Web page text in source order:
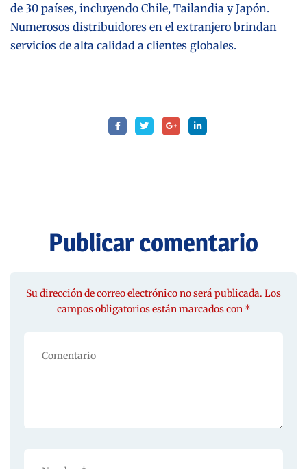
de 30 países, incluyendo Chile, Tailandia y Japón.
Numerosos distribuidores en el extranjero brindan
servicios de alta calidad a clientes globales.
Publicar comentario
Su dirección de correo electrónico no será publicada. Los
campos obligatorios están marcados con *